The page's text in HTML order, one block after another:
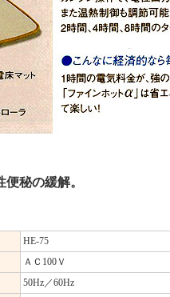
秘の緩解。
HE-75
ＡＣ100Ｖ
50Hz／60Hz